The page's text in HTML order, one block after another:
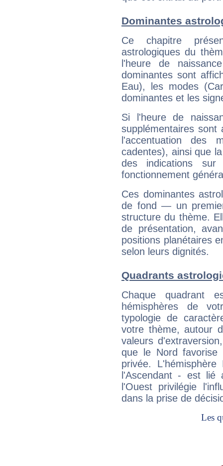
Dominantes
Ce chapitre
astrologiques du
l'heure de
dominantes sont
Eau), les modes
dominantes et les
Si l'heure de
supplémentaires sont
l'accentuation des
cadentes), ainsi que
des indications sur
fonctionnement
Ces dominantes
de fond — un
structure du thème.
de présentation,
positions planétaires
selon leurs dignités.
Quadrants
Chaque quadrant
hémisphères de
typologie de
votre thème, autour
valeurs
que le Nord favorise
privée.
l'Ascendant - est
l'Ouest privilégie
dans la prise de